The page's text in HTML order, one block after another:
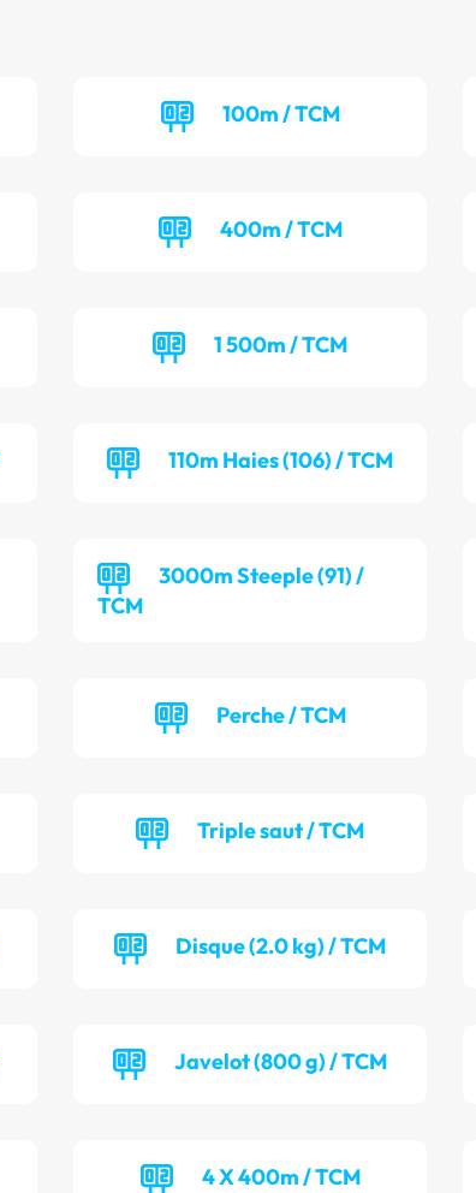
100m / TCM
400m / TCM
1 500m / TCM
110m Haies (106) / TCM
3000m Steeple (91) /
TCM
Perche / TCM
Triple saut / TCM
Disque (2.0 kg) / TCM
Javelot (800 g) / TCM
4 X 400m / TCM